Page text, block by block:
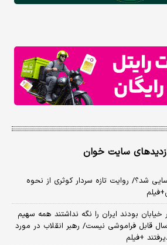
سایت خوان
شد؟/ روایت تازه سردار کوثری از نحوه
بودند ایران را نگه نداشتند همه سهیم
قابل فراموشی نیست/ رهبر انقلاب در مورد
+فیلم